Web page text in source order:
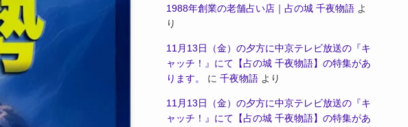
1988年創業の老舗占い店｜占の城 千夜物語 よ
り
11月13日（金）の夕方に中京テレビ放送の『キ
ャッチ！』にて【占の城 千夜物語】の特集があ
ります。
に 千夜物語 より
11月13日（金）の夕方に中京テレビ放送の『キ
ャッチ！』にて【占の城 千夜物語】の特集があ